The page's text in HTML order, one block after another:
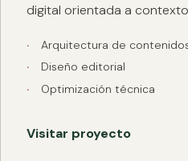
digital orientada a
Arquitectura de
Diseño editorial
Optimización técnica
Visitar proyecto